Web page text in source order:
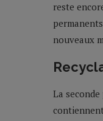
reste
nouveaux
La